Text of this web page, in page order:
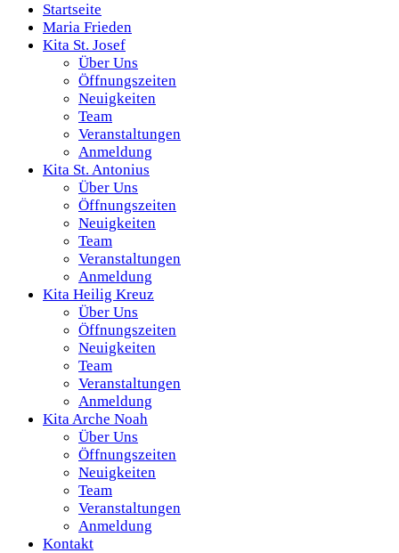
Startseite
Maria Frieden
Kita St. Josef
Über Uns
Öffnungszeiten
Neuigkeiten
Team
Veranstaltungen
Anmeldung
Kita St. Antonius
Über Uns
Öffnungszeiten
Neuigkeiten
Team
Veranstaltungen
Anmeldung
Kita Heilig Kreuz
Über Uns
Öffnungszeiten
Neuigkeiten
Team
Veranstaltungen
Anmeldung
Kita Arche Noah
Über Uns
Öffnungszeiten
Neuigkeiten
Team
Veranstaltungen
Anmeldung
Kontakt